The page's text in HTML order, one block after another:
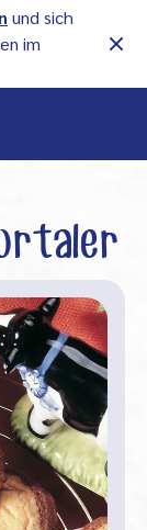
und sich
im